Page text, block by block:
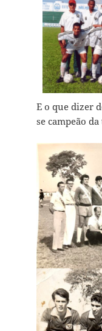
E o que dizer
se campeão